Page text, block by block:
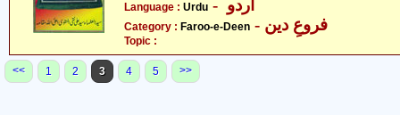
Language : Urdu
Category : Faroo-e-Deen - فروعِ دین
Topic :
<< 1 2 3 4 5 >>